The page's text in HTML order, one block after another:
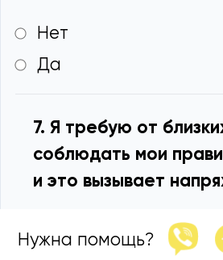
Нужна помощь?
Нет
Да
7. Я требую от
соблюдать мои
и это вызывает